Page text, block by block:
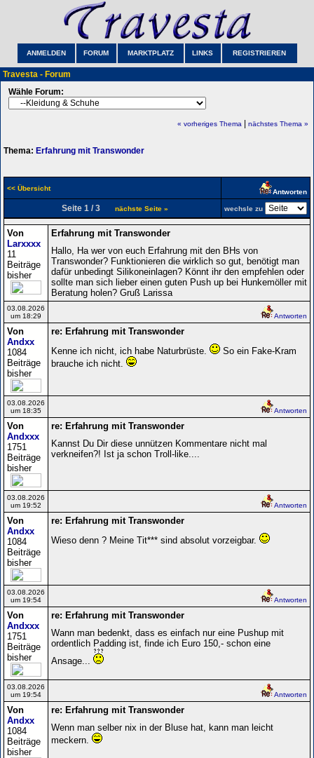
ANMELDEN FORUM MARKTPLATZ LINKS REGISTRIEREN
Travesta - Forum
Wähle Forum:
« vorheriges Thema nächstes Thema »
Thema: Erfahrung mit Transwonder
<< Übersicht Antworten
Seite 1 / 3 nächste Seite » wechsle zu
Von
Larxxxx
11
Beiträge
bisher
Erfahrung mit Transwonder
Hallo, Ha wer von euch Erfahrung mit den BHs von
Transwonder? Funktionieren die wirklich so gut, benötigt man
dafür unbedingt Silikoneinlagen? Könnt ihr den empfehlen oder
sollte man sich lieber einen guten Push up bei Hunkemöller mit
Beratung holen? Gruß Larissa
03.08.2026
um 18:29
Antworten
Von
Andxx
1084
Beiträge
bisher
re: Erfahrung mit Transwonder
Kenne ich nicht, ich habe Naturbrüste.
So ein Fake-Kram
brauche ich nicht.
03.08.2026
um 18:35
Antworten
Von
Andxxx
1751
Beiträge
bisher
re: Erfahrung mit Transwonder
Kannst Du Dir diese unnützen Kommentare nicht mal
verkneifen?! Ist ja schon Troll-like....
03.08.2026
um 19:52
Antworten
Von
Andxx
1084
Beiträge
bisher
re: Erfahrung mit Transwonder
Wieso denn ? Meine Tit*** sind absolut vorzeigbar.
03.08.2026
um 19:54
Antworten
Von
Andxxx
1751
Beiträge
bisher
re: Erfahrung mit Transwonder
Wann man bedenkt, dass es einfach nur eine Pushup mit
ordentlich Padding ist, finde ich Euro 150,- schon eine
Ansage...
03.08.2026
um 19:54
Antworten
Von
Andxx
1084
Beiträge
bisher
re: Erfahrung mit Transwonder
Wenn man selber nix in der Bluse hat, kann man leicht
meckern.